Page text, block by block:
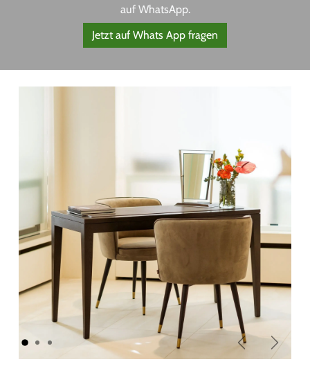
auf WhatsApp.
Jetzt auf Whats App fragen
Zurück Weiter